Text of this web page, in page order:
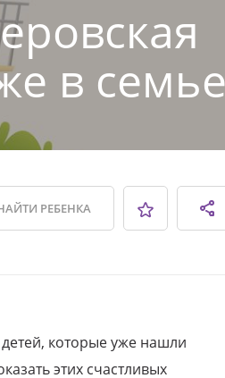
в
РЕБЕНКА
которые уже нашли
этих счастливых